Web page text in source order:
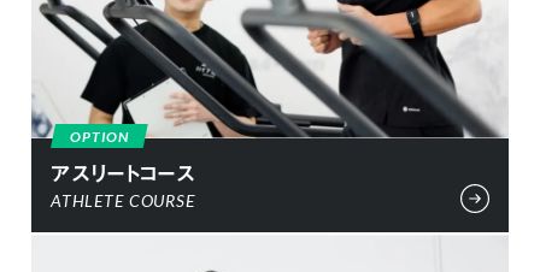
OPTION
アスリートコース
ATHLETE COURSE